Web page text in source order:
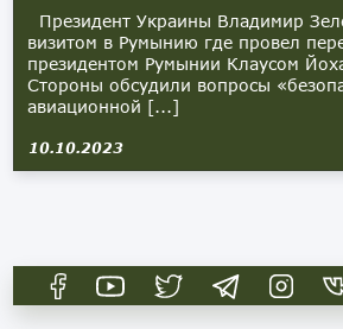
Президент Украины Владимир
визитом в Румынию где провел
президентом Румынии Клаусом
Стороны обсудили вопросы
авиационной [...]
10.10.2023